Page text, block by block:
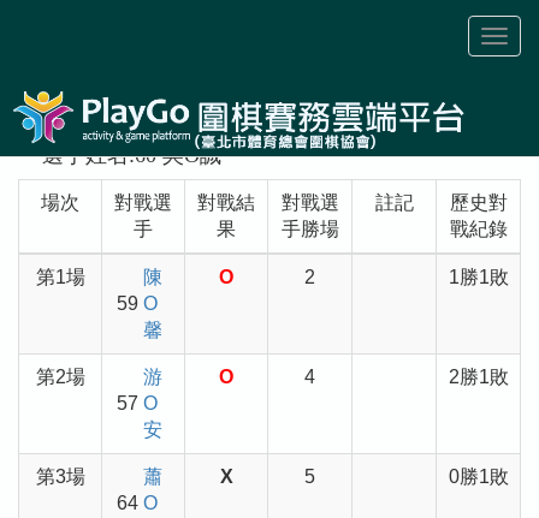
Toggle
選手姓名:60 吳O誠
場次
對戰選
手
對戰結
果
對戰選
手勝場
註記
歷史對
戰紀錄
第1場
59
陳
O
馨
O 2 1勝1敗
第2場
57
游
O
安
O 4 2勝1敗
第3場
64
蕭
O
X 5 0勝1敗